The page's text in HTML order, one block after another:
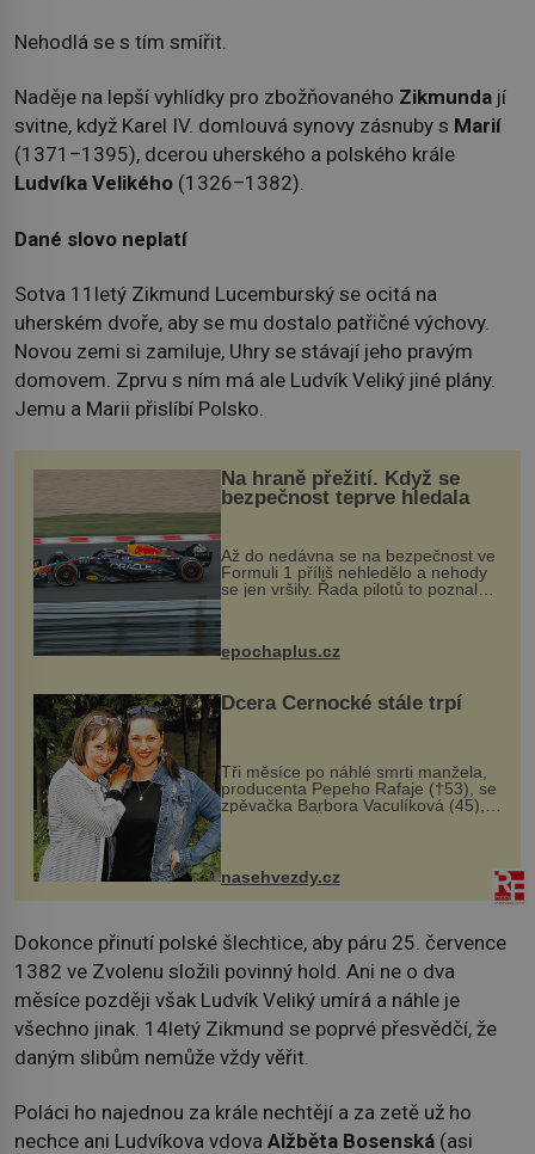
Nehodlá se s tím smířit.
Naděje na lepší vyhlídky pro zbožňovaného Zikmunda jí
svitne, když Karel IV. domlouvá synovy zásnuby s Marií
(1371–1395), dcerou uherského a polského krále
Ludvíka Velikého (1326–1382).
Dané slovo neplatí
Sotva 11letý Zikmund Lucemburský se ocitá na
uherském dvoře, aby se mu dostalo patřičné výchovy.
Novou zemi si zamiluje, Uhry se stávají jeho pravým
domovem. Zprvu s ním má ale Ludvík Veliký jiné plány.
Jemu a Marii přislíbí Polsko.
Na hraně přežití. Když se
bezpečnost teprve hledala
Až do nedávna se na bezpečnost ve
Formuli 1 příliš nehledělo a nehody
se jen vršily. Řada pilotů to poznala
na vlastní kůži, často s trvalými
následky nebo bohužel i ztrátou
života. Dnes nepochopiteln...
epochaplus.cz
Dcera Černocké stále trpí
Tři měsíce po náhlé smrti manžela,
producenta Pepeho Rafaje (†53), se
zpěvačka Barbora Vaculíková (45),
dcera Petry Černocké (75), poprvé
ozvala veřejnosti. Na sociální síti
sdílela, že se snaží fung...
nasehvezdy.cz
Dokonce přinutí polské šlechtice, aby páru 25. července
1382 ve Zvolenu složili povinný hold. Ani ne o dva
měsíce později však Ludvík Veliký umírá a náhle je
všechno jinak. 14letý Zikmund se poprvé přesvědčí, že
daným slibům nemůže vždy věřit.
Poláci ho najednou za krále nechtějí a za zetě už ho
nechce ani Ludvíkova vdova Alžběta Bosenská (asi